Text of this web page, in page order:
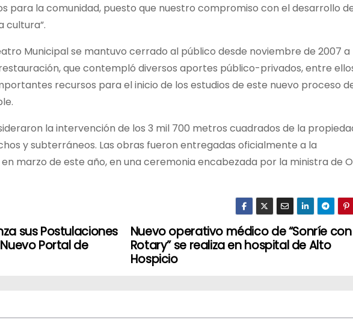
para la comunidad, puesto que nuestro compromiso con el desarrollo
cultura”.
Municipal se mantuvo cerrado al público desde noviembre de 2007 a
que contempló diversos aportes público-privados, entre
recursos para el inicio de los estudios de este nuevo proceso
la intervención de los 3 mil 700 metros cuadrados de la
y subterráneos. Las obras fueron entregadas oficialmente a la
en marzo de este año, en una ceremonia encabezada por la ministra de
Nuevo operativo médico de “Sonríe con
Rotary” se realiza en hospital de Alto
Hospicio
sus Postulaciones
Portal de